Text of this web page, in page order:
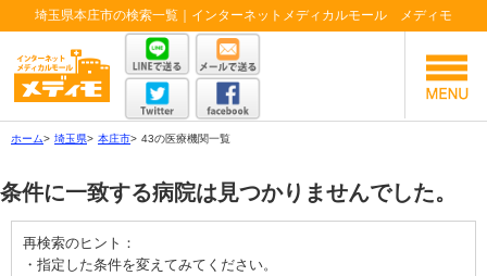
埼玉県本庄市の検索一覧｜インターネットメディカルモール メディモ
ホーム> 埼玉県> 本庄市> 43の医療機関一覧
条件に一致する病院は見つかりませんでした。
再検索のヒント：
・指定した条件を変えてみてください。